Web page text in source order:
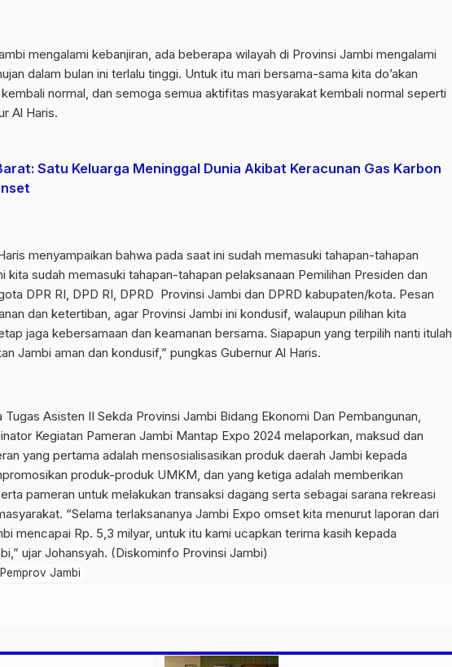
mengalami kebanjiran, ada beberapa wilayah di Provinsi Jambi mengalami
dalam bulan ini terlalu tinggi. Untuk itu mari bersama-sama kita do’akan
normal, dan semoga semua aktifitas masyarakat kembali normal seperti
Al Haris.
Satu Keluarga Meninggal Dunia Akibat Keracunan Gas Karbon
menyampaikan bahwa pada saat ini sudah memasuki tahapan-tahapan
kita sudah memasuki tahapan-tahapan pelaksanaan Pemilihan Presiden dan
DPR RI, DPD RI, DPRD Provinsi Jambi dan DPRD kabupaten/kota. Pesan
dan ketertiban, agar Provinsi Jambi ini kondusif, walaupun pilihan kita
jaga kebersamaan dan keamanan bersama. Siapapun yang terpilih nanti itulah
Jambi aman dan kondusif,” pungkas Gubernur Al Haris.
Tugas Asisten II Sekda Provinsi Jambi Bidang Ekonomi Dan Pembangunan,
Kegiatan Pameran Jambi Mantap Expo 2024 melaporkan, maksud dan
yang pertama adalah mensosialisasikan produk daerah Jambi kepada
produk-produk UMKM, dan yang ketiga adalah memberikan
pameran untuk melakukan transaksi dagang serta sebagai sarana rekreasi
“Selama terlaksananya Jambi Expo omset kita menurut laporan dari
mencapai Rp. 5,3 milyar, untuk itu kami ucapkan terima kasih kepada
ujar Johansyah. (Diskominfo Provinsi Jambi)
Pemprov Jambi